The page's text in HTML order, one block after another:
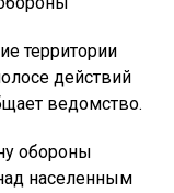
территории
действий
ведомство.
обороны
населенным